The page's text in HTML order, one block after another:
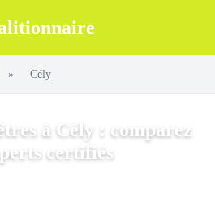
» Cély
à Cély : comparez
certifiés
3 devis comparés